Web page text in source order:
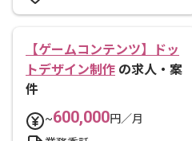
【ゲームコンテンツ】ドッ
トデザイン制作 の求人・案
件
~600,000円／月